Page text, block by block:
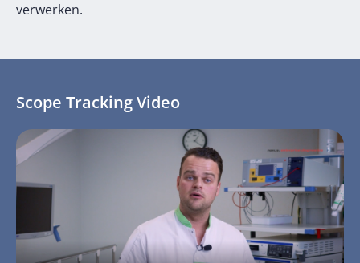
verwerken.
Scope Tracking Video